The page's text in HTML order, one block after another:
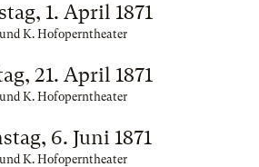
1. April 1871
K. Hofoperntheater
21. April 1871
K. Hofoperntheater
6. Juni 1871
K. Hofoperntheater